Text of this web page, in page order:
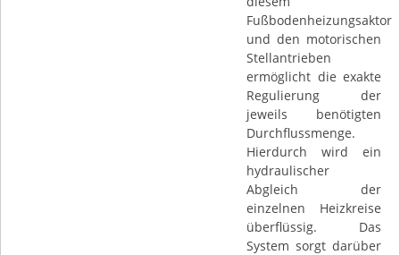
Fußbodenheizungsaktor
und den motorischen
Stellantrieben
ermöglicht die exakte
Regulierung der
jeweils benötigten
Durchflussmenge.
Hierdurch wird ein
hydraulischer
Abgleich der
einzelnen Heizkreise
überflüssig. Das
System sorgt darüber